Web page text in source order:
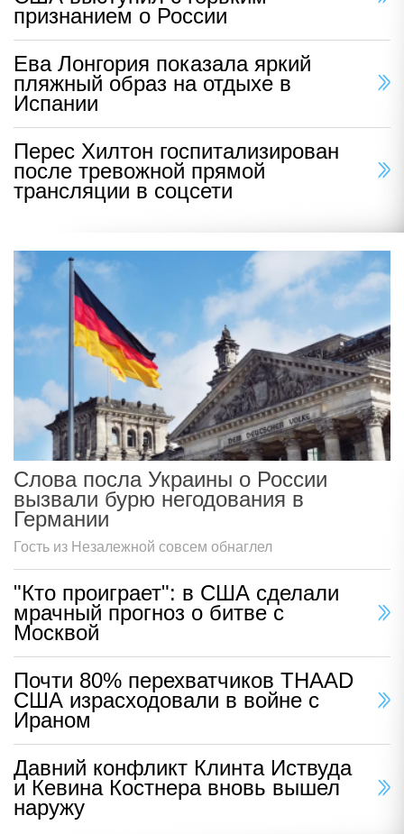
признанием о России
Ева Лонгория показала яркий
пляжный образ на отдыхе в
Испании
Перес Хилтон госпитализирован
после тревожной прямой
трансляции в соцсети
Слова посла Украины о России
вызвали бурю негодования в
Германии
Гость из Незалежной совсем обнаглел
"Кто проиграет": в США сделали
мрачный прогноз о битве с
Москвой
Почти 80% перехватчиков THAAD
США израсходовали в войне с
Ираном
Давний конфликт Клинта Иствуда
и Кевина Костнера вновь вышел
наружу